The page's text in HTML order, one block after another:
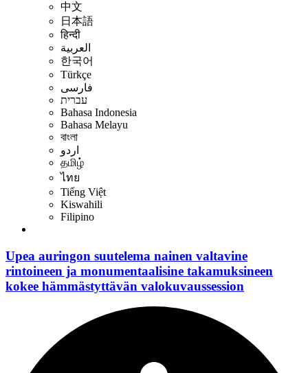
中文
日本語
हिन्दी
العربية
한국어
Türkçe
فارسی
עברית
Bahasa Indonesia
Bahasa Melayu
বাংলা
اردو
தமிழ்
ไทย
Tiếng Việt
Kiswahili
Filipino
Upea auringon suutelema nainen valtavine
rintoineen ja monumentaalisine takamuksineen
kokee hämmästyttävän valokuvaussession